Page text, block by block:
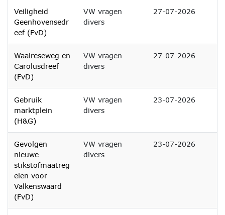
Veiligheid
Geenhovensedr
eef (FvD)
VW vragen
divers
27-07-2026
Waalreseweg en
Carolusdreef
(FvD)
VW vragen
divers
27-07-2026
Gebruik
marktplein
(H&G)
VW vragen
divers
23-07-2026
Gevolgen
nieuwe
stikstofmaatreg
elen voor
Valkenswaard
(FvD)
VW vragen
divers
23-07-2026